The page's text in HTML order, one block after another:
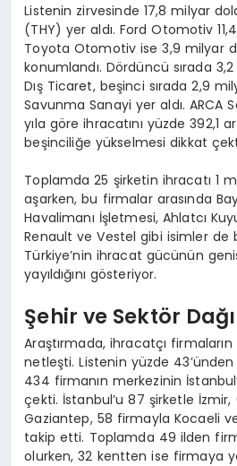
Listenin zirvesinde 17,8 milyar
(THY) yer aldı. Ford Otomotiv
Toyota Otomotiv ise 3,9 milyar
konumlandı. Dördüncü sırada
Dış Ticaret, beşinci sırada 2,9
Savunma Sanayi yer aldı. ARCA
yıla göre ihracatını yüzde 392,1
beşinciliğe yükselmesi dikkat
Toplamda 25 şirketin ihracatı 1
aşarken, bu firmalar arasında
Havalimanı İşletmesi, Ahlatcı
Renault ve Vestel gibi isimler de
Türkiye’nin ihracat gücünün
yayıldığını gösteriyor.
Şehir ve Sektör
Araştırmada, ihracatçı firmaların
netleşti. Listenin yüzde 43’ünden
434 firmanın merkezinin
çekti. İstanbul’u 87 şirketle
Gaziantep, 58 firmayla Kocaeli
takip etti. Toplamda 49 ilden
olurken, 32 kentten ise firmaya